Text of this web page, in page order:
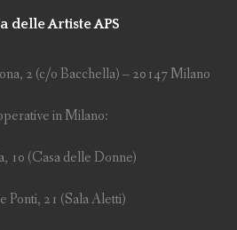
delle Artiste APS
2 (c/o Bacchella) – 20147 Milano
in Milano:
10 (Casa delle Donne)
Ponti, 21 (Sala Aletti)